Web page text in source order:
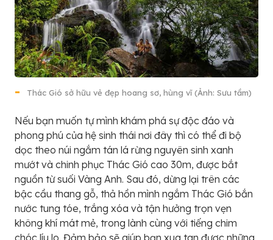
Thác Gió sở hữu vẻ đẹp hoang sơ, hùng vĩ (Ảnh: Sưu tầm)
Nếu bạn muốn tự mình khám phá sự độc đáo và
phong phú của hệ sinh thái nơi đây thì có thể đi bộ
dọc theo núi ngắm tán lá rừng nguyên sinh xanh
mướt và chinh phục Thác Gió cao 30m, được bắt
nguồn từ suối Vàng Anh. Sau đó, dừng lại trên các
bậc cầu thang gỗ, thả hồn mình ngắm Thác Gió bắn
nước tung tóe, trắng xóa và tận hưởng trọn vẹn
không khí mát mẻ, trong lành cùng với tiếng chim